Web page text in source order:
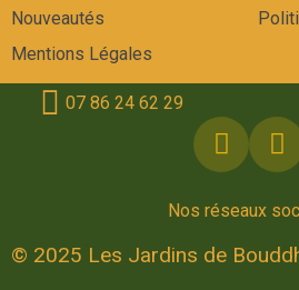
Nouveautés
Mentions Légales
Nos réseaux
07 86 24 62 29
© 2025 Les Jardins de